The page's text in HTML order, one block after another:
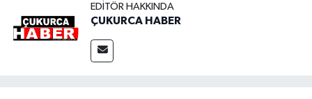
EDITÖR HAKKINDA
ÇUKURCA HABER